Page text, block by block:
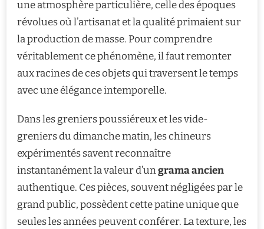
une atmosphère particulière, celle des époques
révolues où l’artisanat et la qualité primaient sur
la production de masse. Pour comprendre
véritablement ce phénomène, il faut remonter
aux racines de ces objets qui traversent le temps
avec une élégance intemporelle.
Dans les greniers poussiéreux et les vide-
greniers du dimanche matin, les chineurs
expérimentés savent reconnaître
instantanément la valeur d’ungrama ancien
authentique. Ces pièces, souvent négligées par le
grand public, possèdent cette patine unique que
seules les années peuvent conférer. La texture, les